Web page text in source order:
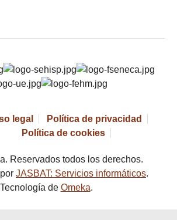
legal
Política de privacidad
Política de cookies
Reservados todos los derechos.
JASBAT: Servicios informáticos.
Tecnología de Omeka.